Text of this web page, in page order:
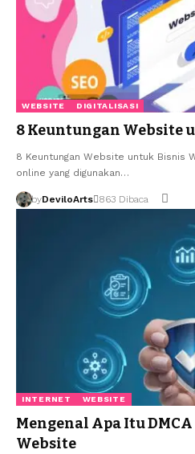
WEBSITE DIGITALISASI
8 Keuntungan Website
8 Keuntungan Website untuk Bisnis
online yang digunakan…
byDeviloArts 863 Dibaca
INTERNET WEBSITE
Mengenal Apa Itu
Website